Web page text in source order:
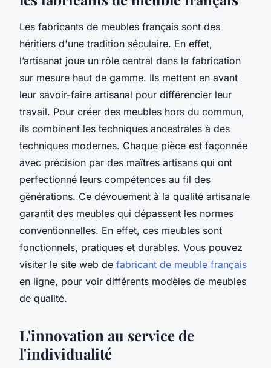
Les fabricants de meubles français sont des
héritiers d'une tradition séculaire. En effet,
l’artisanat joue un rôle central dans la fabrication
sur mesure haut de gamme. Ils mettent en avant
leur savoir-faire artisanal pour différencier leur
travail. Pour créer des meubles hors du commun,
ils combinent les techniques ancestrales à des
techniques modernes. Chaque pièce est façonnée
avec précision par des maîtres artisans qui ont
perfectionné leurs compétences au fil des
générations. Ce dévouement à la qualité artisanale
garantit des meubles qui dépassent les normes
conventionnelles. En effet, ces meubles sont
fonctionnels, pratiques et durables. Vous pouvez
visiter le site web de fabricant de meuble français
en ligne, pour voir différents modèles de meubles
de qualité.
L'innovation au service de
l'individualité